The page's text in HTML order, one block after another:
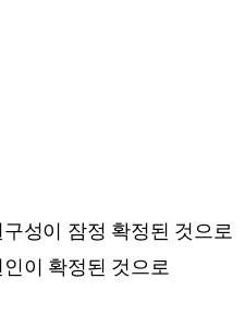
성이 잠정 확정된 것으로
이 확정된 것으로